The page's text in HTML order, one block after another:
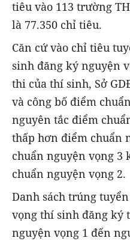
tiêu vào 113 trường
là 77.350 chỉ tiêu.
Căn cứ vào chỉ tiêu
sinh đăng ký nguyện
thi của thí sinh, Sở
và công bố điểm
nguyên tắc điểm
thấp hơn điểm chuẩn
chuẩn nguyện vọng 3
chuẩn nguyện vọng 2.
Danh sách trúng
vọng thí sinh đăng ký
nguyện vọng 1 đến